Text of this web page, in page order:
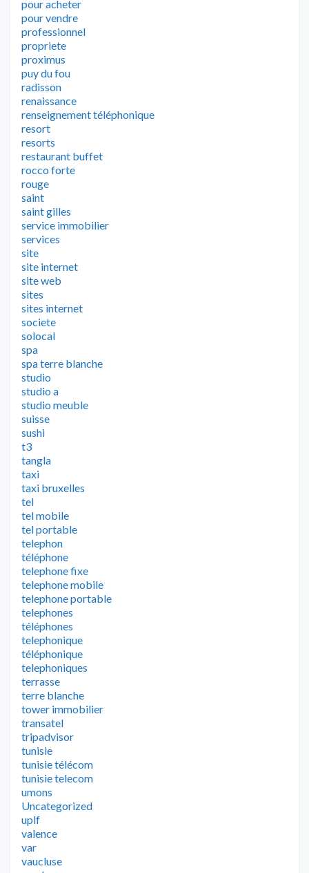
pour acheter
pour vendre
professionnel
propriete
proximus
puy du fou
radisson
renaissance
renseignement téléphonique
resort
resorts
restaurant buffet
rocco forte
rouge
saint
saint gilles
service immobilier
services
site
site internet
site web
sites
sites internet
societe
solocal
spa
spa terre blanche
studio
studio a
studio meuble
suisse
sushi
t3
tangla
taxi
taxi bruxelles
tel
tel mobile
tel portable
telephon
téléphone
telephone fixe
telephone mobile
telephone portable
telephones
téléphones
telephonique
téléphonique
telephoniques
terrasse
terre blanche
tower immobilier
transatel
tripadvisor
tunisie
tunisie télécom
tunisie telecom
umons
Uncategorized
uplf
valence
var
vaucluse